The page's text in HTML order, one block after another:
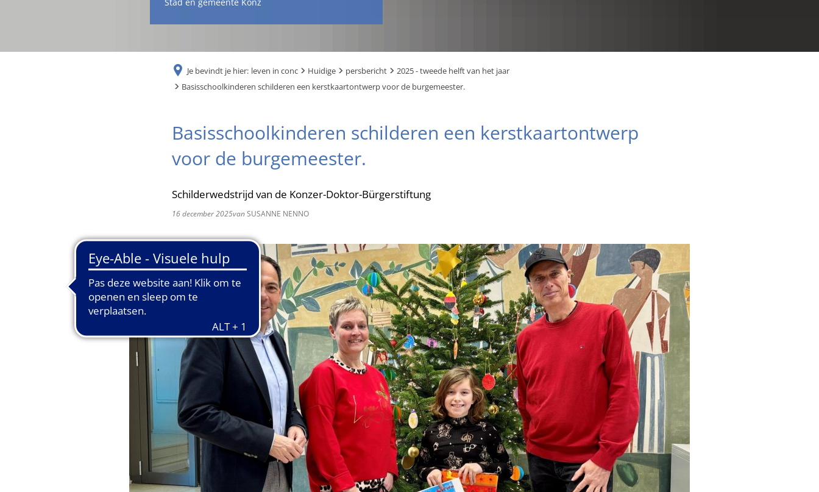
Je bevindt je hier: leven in conc Huidige persbericht
2025 - tweede helft van het jaar
Basisschoolkinderen schilderen een kerstkaartontwerp voor de burgemeester.
Basisschoolkinderen schilderen een kerstkaartontwerp
voor de burgemeester.
Schilderwedstrijd van de Konzer-Doktor-Bürgerstiftung
16 december 2025vanSUSANNE NENNO